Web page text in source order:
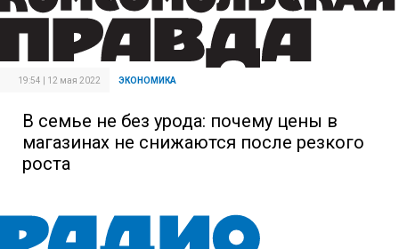
19:54 | 12 мая 2022 ЭКОНОМИКА
В семье не без урода: почему цены в
магазинах не снижаются после резкого
роста